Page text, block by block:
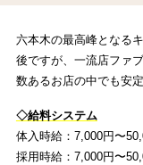
六本木の最高峰となる
後ですが、一流店ファ
数あるお店の中でも安
◇給料システム
体入時給：7,000円〜
採用時給：7,000円〜